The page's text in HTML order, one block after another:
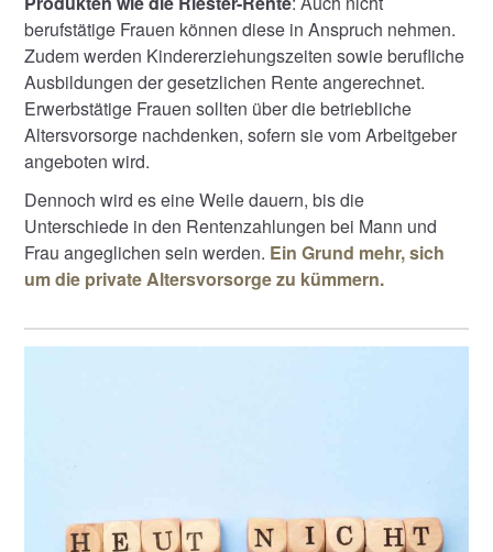
berufstätige Frauen können diese in Anspruch nehmen.
Zudem werden Kindererziehungszeiten sowie berufliche
Ausbildungen der gesetzlichen Rente angerechnet.
Erwerbstätige Frauen sollten über die betriebliche
Altersvorsorge nachdenken, sofern sie vom Arbeitgeber
angeboten wird.
Dennoch wird es eine Weile dauern, bis die
Unterschiede in den Rentenzahlungen bei Mann und
Frau angeglichen sein werden. Ein Grund mehr, sich
um die private Altersvorsorge zu kümmern.